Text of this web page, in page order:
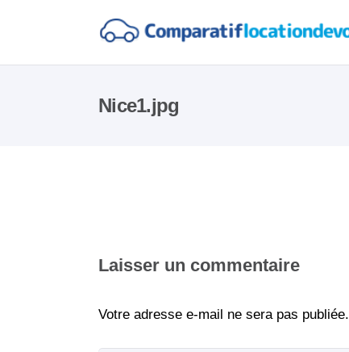
Nice1.jpg
Laisser un commentaire
Votre adresse e-mail ne sera pas publiée.